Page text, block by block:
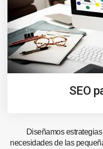
SEO
Diseñamos
necesidades de las